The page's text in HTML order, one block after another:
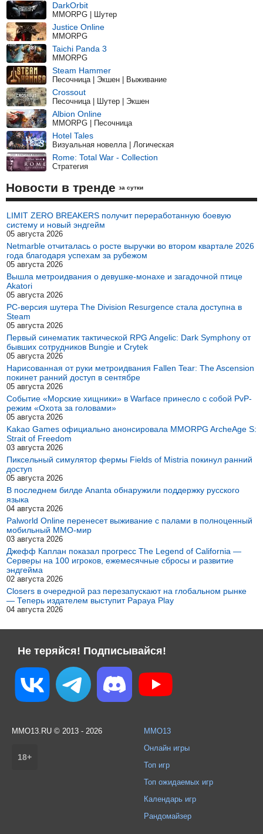
DarkOrbit
MMORPG | Шутер
Justice Online
MMORPG
Taichi Panda 3
MMORPG
Steam Hammer
Песочница | Экшен | Выживание
Crossout
Песочница | Шутер | Экшен
Albion Online
MMORPG | Песочница
Hotel Tales
Визуальная новелла | Логическая
Rome: Total War - Collection
Стратегия
Новости в тренде за сутки
LIMIT ZERO BREAKERS получит переработанную боевую
систему и новый эндгейм
05 августа 2026
Netmarble отчиталась о росте выручки во втором квартале 2026
года благодаря успехам за рубежом
05 августа 2026
Вышла метроидвания о девушке-монахе и загадочной птице
Akatori
05 августа 2026
PC-версия шутера The Division Resurgence стала доступна в
Steam
05 августа 2026
Первый синематик тактической RPG Angelic: Dark Symphony от
бывших сотрудников Bungie и Crytek
05 августа 2026
Нарисованная от руки метроидвания Fallen Tear: The Ascension
покинет ранний доступ в сентябре
05 августа 2026
Событие «Морские хищники» в Warface принесло с собой PvP-
режим «Охота за головами»
05 августа 2026
Kakao Games официально анонсировала MMORPG ArcheAge S:
Strait of Freedom
03 августа 2026
Пиксельный симулятор фермы Fields of Mistria покинул ранний
доступ
05 августа 2026
В последнем билде Ananta обнаружили поддержку русского
языка
04 августа 2026
Palworld Online перенесет выживание с палами в полноценный
мобильный MMO-мир
03 августа 2026
Джефф Каплан показал прогресс The Legend of California —
Серверы на 100 игроков, ежемесячные сбросы и развитие
эндгейма
02 августа 2026
Closers в очередной раз перезапускают на глобальном рынке
— Теперь издателем выступит Papaya Play
04 августа 2026
Не теряйся! Подписывайся!
MMO13.RU © 2013 - 2026
18+
MMO13
Онлайн игры
Топ игр
Топ ожидаемых игр
Календарь игр
Рандомайзер